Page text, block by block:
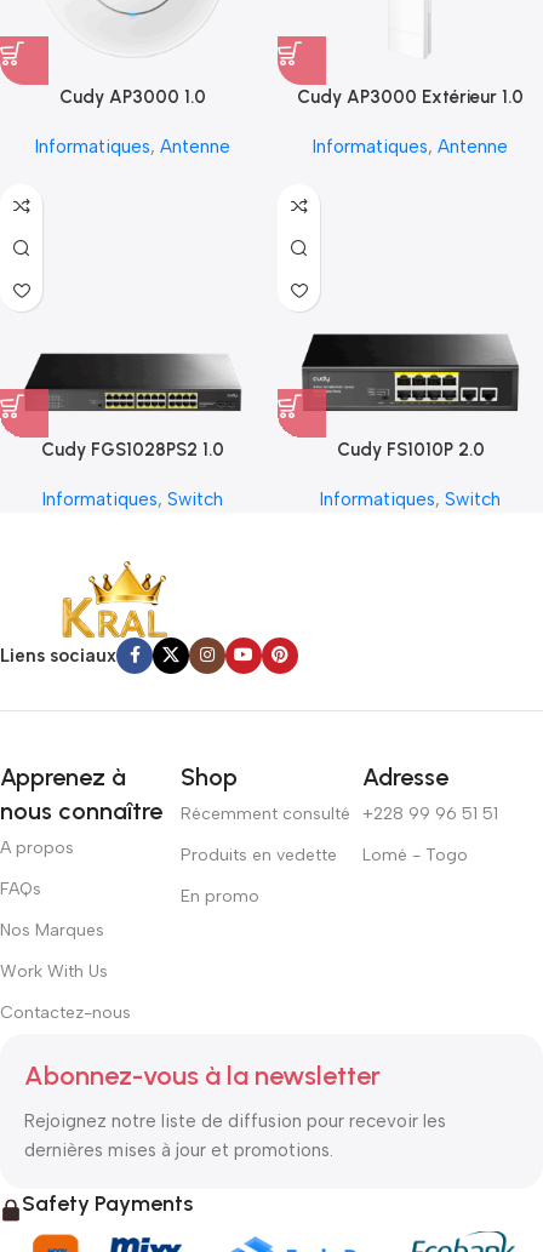
Cudy AP3000 1.0
Informatiques, Antenne
Cudy AP3000 Extérieur 1.0
Informatiques, Antenne
Cudy FGS1028PS2 1.0
Informatiques, Switch
Cudy FS1010P 2.0
Informatiques, Switch
Liens sociaux
Apprenez à
nous connaître
A propos
FAQs
Nos Marques
Work With Us
Contactez-nous
Shop
Récemment consulté
Produits en vedette
En promo
Adresse
+228 99 96 51 51
Lomé - Togo
Abonnez-vous à la newsletter
Rejoignez notre liste de diffusion pour recevoir les
dernières mises à jour et promotions.
Safety Payments